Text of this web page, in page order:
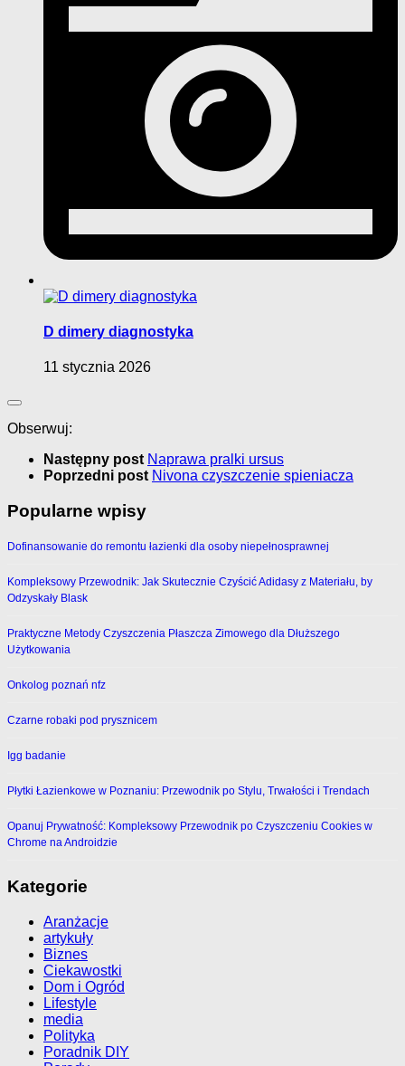
D dimery diagnostyka
11 stycznia 2026
Obserwuj:
Następny post Naprawa pralki ursus
Poprzedni post Nivona czyszczenie spieniacza
Popularne wpisy
Dofinansowanie do remontu łazienki dla osoby niepełnosprawnej
Kompleksowy Przewodnik: Jak Skutecznie Czyścić Adidasy z Materiału, by
Odzyskały Blask
Praktyczne Metody Czyszczenia Płaszcza Zimowego dla Dłuższego
Użytkowania
Onkolog poznań nfz
Czarne robaki pod prysznicem
Igg badanie
Płytki Łazienkowe w Poznaniu: Przewodnik po Stylu, Trwałości i Trendach
Opanuj Prywatność: Kompleksowy Przewodnik po Czyszczeniu Cookies w
Chrome na Androidzie
Kategorie
Aranżacje
artykuły
Biznes
Ciekawostki
Dom i Ogród
Lifestyle
media
Polityka
Poradnik DIY